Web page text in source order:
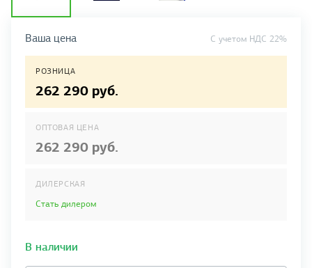
Ваша цена C учетом НДС 22%
РОЗНИЦА
262 290 руб.
ОПТОВАЯ ЦЕНА
262 290 руб.
ДИЛЕРСКАЯ
Стать дилером
В наличии